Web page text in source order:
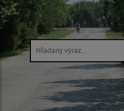
Hľadaný výraz...